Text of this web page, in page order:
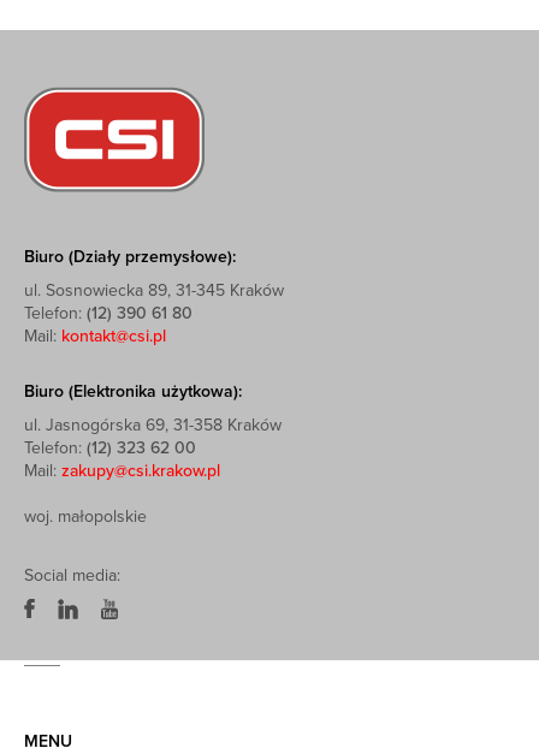
Biuro (Działy przemysłowe):
ul. Sosnowiecka 89, 31-345 Kraków
Telefon: (12) 390 61 80
Mail: kontakt@csi.pl
Biuro (Elektronika użytkowa):
ul. Jasnogórska 69, 31-358 Kraków
Telefon: (12) 323 62 00
Mail: zakupy@csi.krakow.pl
woj. małopolskie
Social media:
MENU